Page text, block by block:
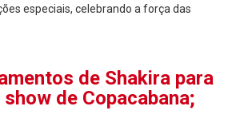
especiais, celebrando a força das
de Shakira para
de Copacabana;